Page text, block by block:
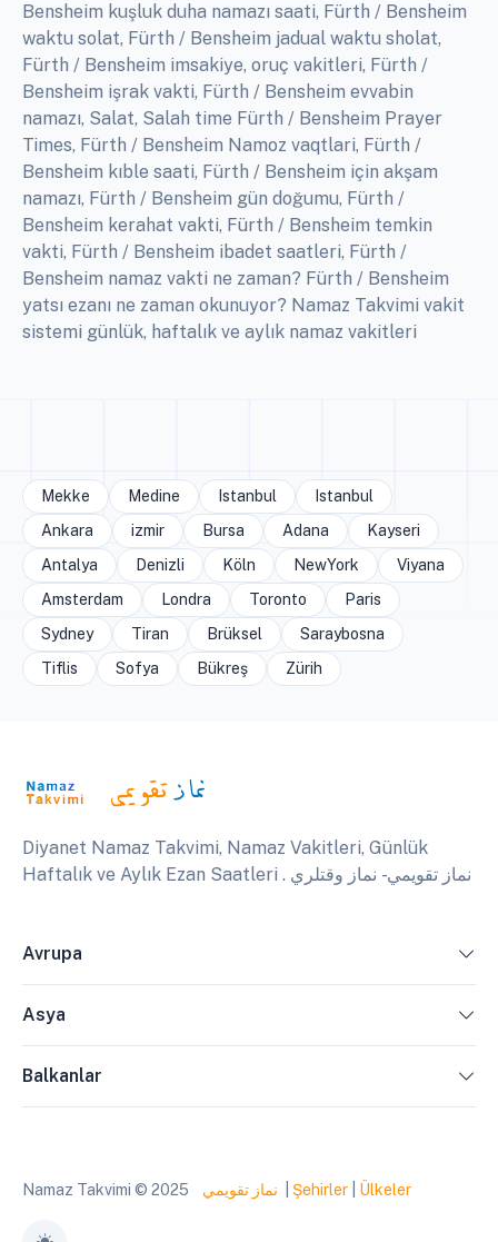
Bensheim kuşluk duha namazı saati, Fürth / Bensheim
waktu solat, Fürth / Bensheim jadual waktu sholat,
Fürth / Bensheim imsakiye, oruç vakitleri, Fürth /
Bensheim işrak vakti, Fürth / Bensheim evvabin
namazı, Salat, Salah time Fürth / Bensheim Prayer
Times, Fürth / Bensheim Namoz vaqtlari, Fürth /
Bensheim kıble saati, Fürth / Bensheim için akşam
namazı, Fürth / Bensheim gün doğumu, Fürth /
Bensheim kerahat vakti, Fürth / Bensheim temkin
vakti, Fürth / Bensheim ibadet saatleri, Fürth /
Bensheim namaz vakti ne zaman? Fürth / Bensheim
yatsı ezanı ne zaman okunuyor? Namaz Takvimi vakit
sistemi günlük, haftalık ve aylık namaz vakitleri
Mekke Medine Istanbul
Istanbul
Ankara
izmir Bursa Adana
Kayseri
Antalya
Denizli Köln NewYork
Viyana
Amsterdam
Londra Toronto
Paris
Sydney
Tiran Brüksel
Saraybosna
Tiflis
Sofya Bükreş Zürih
Diyanet Namaz Takvimi, Namaz Vakitleri, Günlük
Haftalık ve Aylık Ezan Saatleri . نماز تقويمي - نماز وقتلري
Avrupa
Asya
Balkanlar
Namaz Takvimi © 2025 نماز تقويمي Şehirler Ülkeler